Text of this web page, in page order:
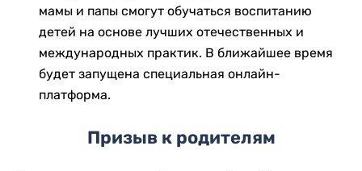
мамы и папы смогут обучаться воспитанию
детей на основе лучших отечественных и
международных практик. В ближайшее время
будет запущена специальная онлайн-
платформа.
Призыв к родителям